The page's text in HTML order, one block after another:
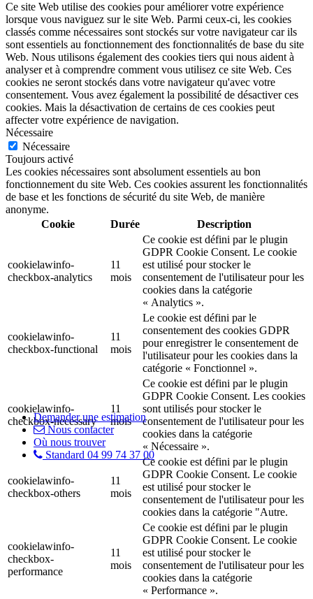
Ce site Web utilise des cookies pour améliorer votre expérience
lorsque vous naviguez sur le site Web. Parmi ceux-ci, les cookies
classés comme nécessaires sont stockés sur votre navigateur car ils
sont essentiels au fonctionnement des fonctionnalités de base du site
Web. Nous utilisons également des cookies tiers qui nous aident à
analyser et à comprendre comment vous utilisez ce site Web. Ces
cookies ne seront stockés dans votre navigateur qu'avec votre
consentement. Vous avez également la possibilité de désactiver ces
cookies. Mais la désactivation de certains de ces cookies peut
affecter votre expérience de navigation.
Nécessaire
Nécessaire
Toujours activé
Les cookies nécessaires sont absolument essentiels au bon
fonctionnement du site Web. Ces cookies assurent les fonctionnalités
de base et les fonctions de sécurité du site Web, de manière
anonyme.
Cookie
Durée Description
cookielawinfo-
checkbox-analytics
11
mois
Ce cookie est défini par le plugin
GDPR Cookie Consent. Le cookie
est utilisé pour stocker le
consentement de l'utilisateur pour les
cookies dans la catégorie
« Analytics ».
cookielawinfo-
checkbox-functional
11
mois
Le cookie est défini par le
consentement des cookies GDPR
pour enregistrer le consentement de
l'utilisateur pour les cookies dans la
catégorie « Fonctionnel ».
cookielawinfo-
checkbox-necessary
11
mois
Ce cookie est défini par le plugin
GDPR Cookie Consent. Les cookies
sont utilisés pour stocker le
consentement de l'utilisateur pour les
cookies dans la catégorie
« Nécessaire ».
cookielawinfo-
checkbox-others
11
mois
Ce cookie est défini par le plugin
GDPR Cookie Consent. Le cookie
est utilisé pour stocker le
consentement de l'utilisateur pour les
cookies dans la catégorie "Autre.
cookielawinfo-
checkbox-
performance
11
mois
Ce cookie est défini par le plugin
GDPR Cookie Consent. Le cookie
est utilisé pour stocker le
consentement de l'utilisateur pour les
cookies dans la catégorie
« Performance ».
Demander une estimation
Nous contacter
Où nous trouver
Standard 04 99 74 37 00